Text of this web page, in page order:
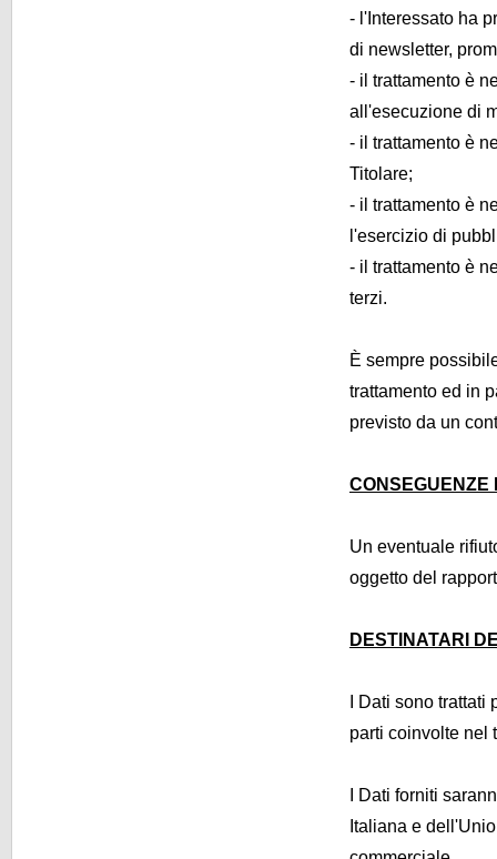
- l'Interessato ha
di newsletter,
- il trattamento è
all'esecuzione di
- il trattamento è
Titolare;
- il trattamento è
l'esercizio di
- il trattamento è
terzi.
È sempre
trattamento ed in
previsto da un
CONSEGUENZE
Un eventuale
oggetto del
DESTINATARI
I Dati sono
parti coinvolte nel
I Dati forniti
Italiana e